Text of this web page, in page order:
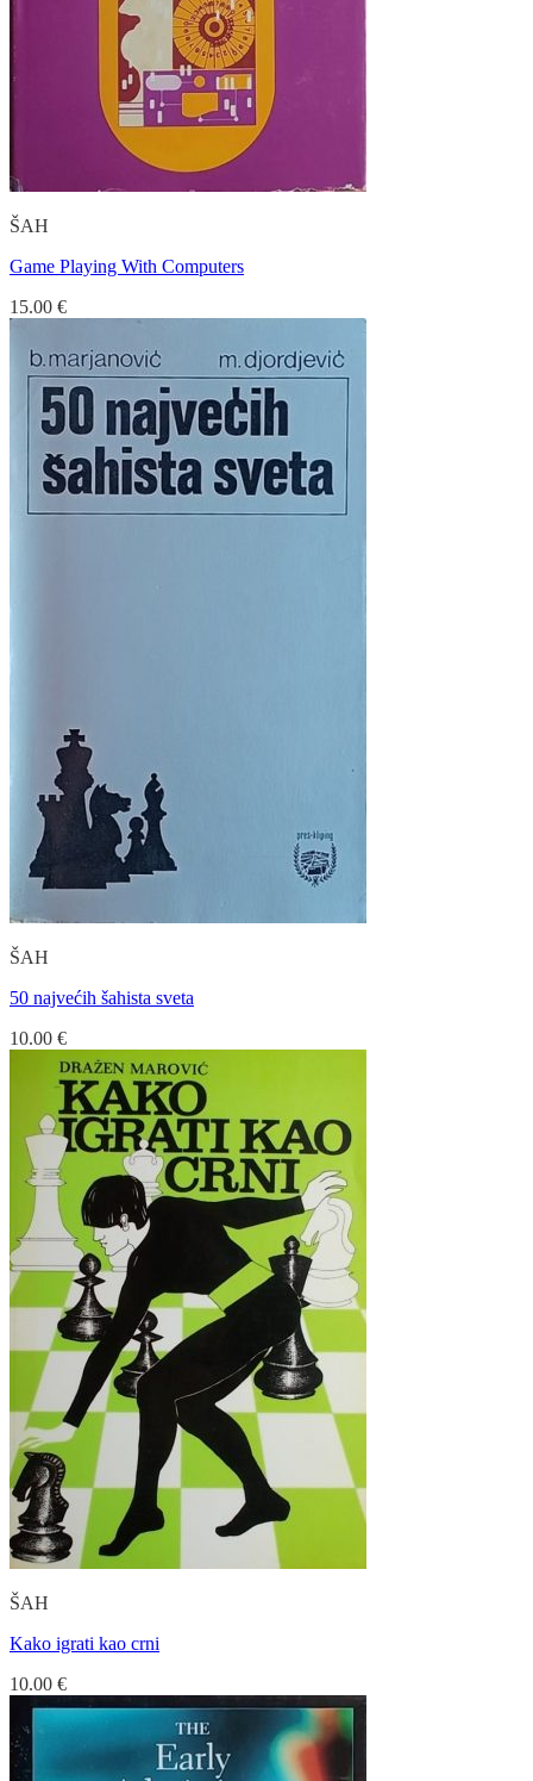
ŠAH
Game Playing With Computers
15.00 €
ŠAH
50 najvećih šahista sveta
10.00 €
ŠAH
Kako igrati kao crni
10.00 €